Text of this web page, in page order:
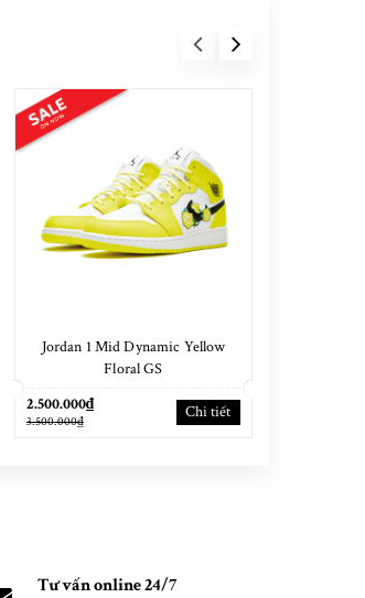
Jordan 1 Mid Dynamic Yellow
Floral GS
2.500.000₫
3.500.000₫ Chi tiết
Tư vấn online 24/7